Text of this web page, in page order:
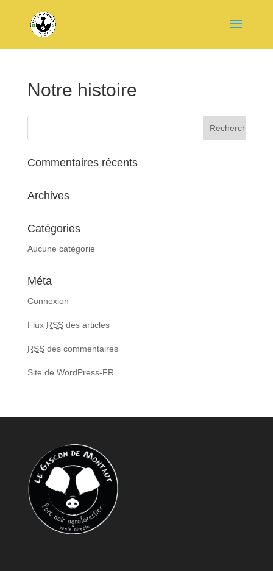
Notre histoire
Commentaires récents
Archives
Catégories
Aucune catégorie
Méta
Connexion
Flux RSSdes articles
RSSdes commentaires
Site de WordPress-FR